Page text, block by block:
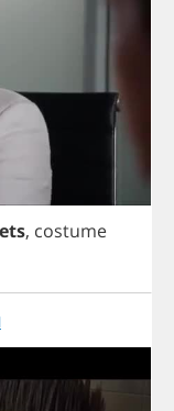
, costume